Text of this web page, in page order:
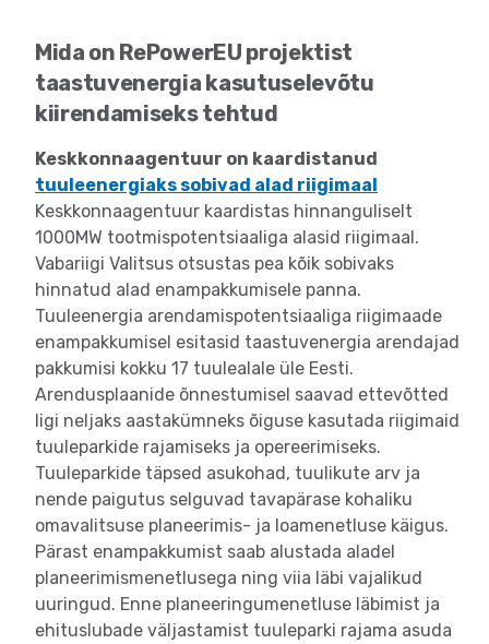
Mida on RePowerEU projektist
taastuvenergia kasutuselevõtu
kiirendamiseks tehtud
Keskkonnaagentuur on kaardistanud
tuuleenergiaks sobivad alad riigimaal
Keskkonnaagentuur kaardistas hinnanguliselt
1000MW tootmispotentsiaaliga alasid riigimaal.
Vabariigi Valitsus otsustas pea kõik sobivaks
hinnatud alad enampakkumisele panna.
Tuuleenergia arendamispotentsiaaliga riigimaade
enampakkumisel esitasid taastuvenergia arendajad
pakkumisi kokku 17 tuulealale üle Eesti.
Arendusplaanide õnnestumisel saavad ettevõtted
ligi neljaks aastakümneks õiguse kasutada riigimaid
tuuleparkide rajamiseks ja opereerimiseks.
Tuuleparkide täpsed asukohad, tuulikute arv ja
nende paigutus selguvad tavapärase kohaliku
omavalitsuse planeerimis- ja loamenetluse käigus.
Pärast enampakkumist saab alustada aladel
planeerimismenetlusega ning viia läbi vajalikud
uuringud. Enne planeeringumenetluse läbimist ja
ehituslubade väljastamist tuuleparki rajama asuda